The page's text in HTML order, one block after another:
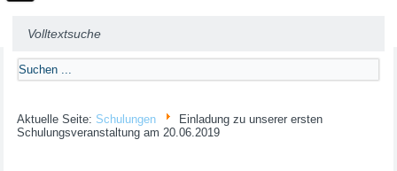
Volltextsuche
Aktuelle Seite: Schulungen
Einladung zu unserer ersten
Schulungsveranstaltung am 20.06.2019